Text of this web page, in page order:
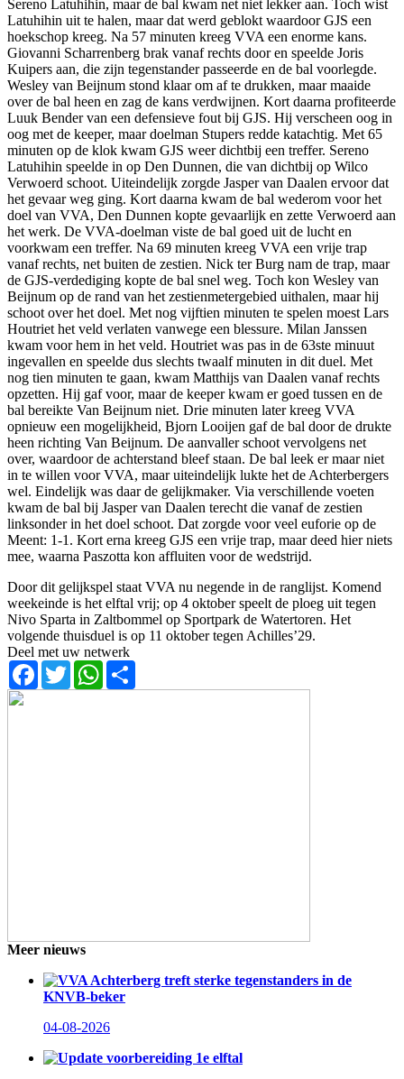
Sereno Latuhihin, maar de bal kwam net niet lekker aan. Toch wist
Latuhihin uit te halen, maar dat werd geblokt waardoor GJS een
hoekschop kreeg. Na 57 minuten kreeg VVA een enorme kans.
Giovanni Scharrenberg brak vanaf rechts door en speelde Joris
Kuipers aan, die zijn tegenstander passeerde en de bal voorlegde.
Wesley van Beijnum stond klaar om af te drukken, maar maaide
over de bal heen en zag de kans verdwijnen. Kort daarna profiteerde
Luuk Bender van een defensieve fout bij GJS. Hij verscheen oog in
oog met de keeper, maar doelman Stupers redde katachtig. Met 65
minuten op de klok kwam GJS weer dichtbij een treffer. Sereno
Latuhihin speelde in op Den Dunnen, die van dichtbij op Wilco
Verwoerd schoot. Uiteindelijk zorgde Jasper van Daalen ervoor dat
het gevaar weg ging. Kort daarna kwam de bal wederom voor het
doel van VVA, Den Dunnen kopte gevaarlijk en zette Verwoerd aan
het werk. De VVA-doelman viste de bal goed uit de lucht en
voorkwam een treffer. Na 69 minuten kreeg VVA een vrije trap
vanaf rechts, net buiten de zestien. Nick ter Burg nam de trap, maar
de GJS-verdediging kopte de bal snel weg. Toch kon Wesley van
Beijnum op de rand van het zestienmetergebied uithalen, maar hij
schoot over het doel. Met nog vijftien minuten te spelen moest Lars
Houtriet het veld verlaten vanwege een blessure. Milan Janssen
kwam voor hem in het veld. Houtriet was pas in de 63ste minuut
ingevallen en speelde dus slechts twaalf minuten in dit duel. Met
nog tien minuten te gaan, kwam Matthijs van Daalen vanaf rechts
opzetten. Hij gaf voor, maar de keeper kwam er goed tussen en de
bal bereikte Van Beijnum niet. Drie minuten later kreeg VVA
opnieuw een mogelijkheid, Bjorn Looijen gaf de bal door de drukte
heen richting Van Beijnum. De aanvaller schoot vervolgens net
over, waardoor de achterstand bleef staan. De bal leek er maar niet
in te willen voor VVA, maar uiteindelijk lukte het de Achterbergers
wel. Eindelijk was daar de gelijkmaker. Via verschillende voeten
kwam de bal bij Jasper van Daalen terecht die vanaf de zestien
linksonder in het doel schoot. Dat zorgde voor veel euforie op de
Meent: 1-1. Kort erna kreeg GJS een vrije trap, maar deed hier niets
mee, waarna Paszotta kon affluiten voor de wedstrijd.
Door dit gelijkspel staat VVA nu negende in de ranglijst. Komend
weekeinde is het elftal vrij; op 4 oktober speelt de ploeg uit tegen
Nivo Sparta in Zaltbommel op Sportpark de Watertoren. Het
volgende thuisduel is op 11 oktober tegen Achilles’29.
Deel met uw netwerk
Facebook
TwitterWhatsApp
Meer nieuws
VVA Achterberg treft sterke tegenstanders in de
KNVB-beker
04-08-2026
Update voorbereiding 1e elftal